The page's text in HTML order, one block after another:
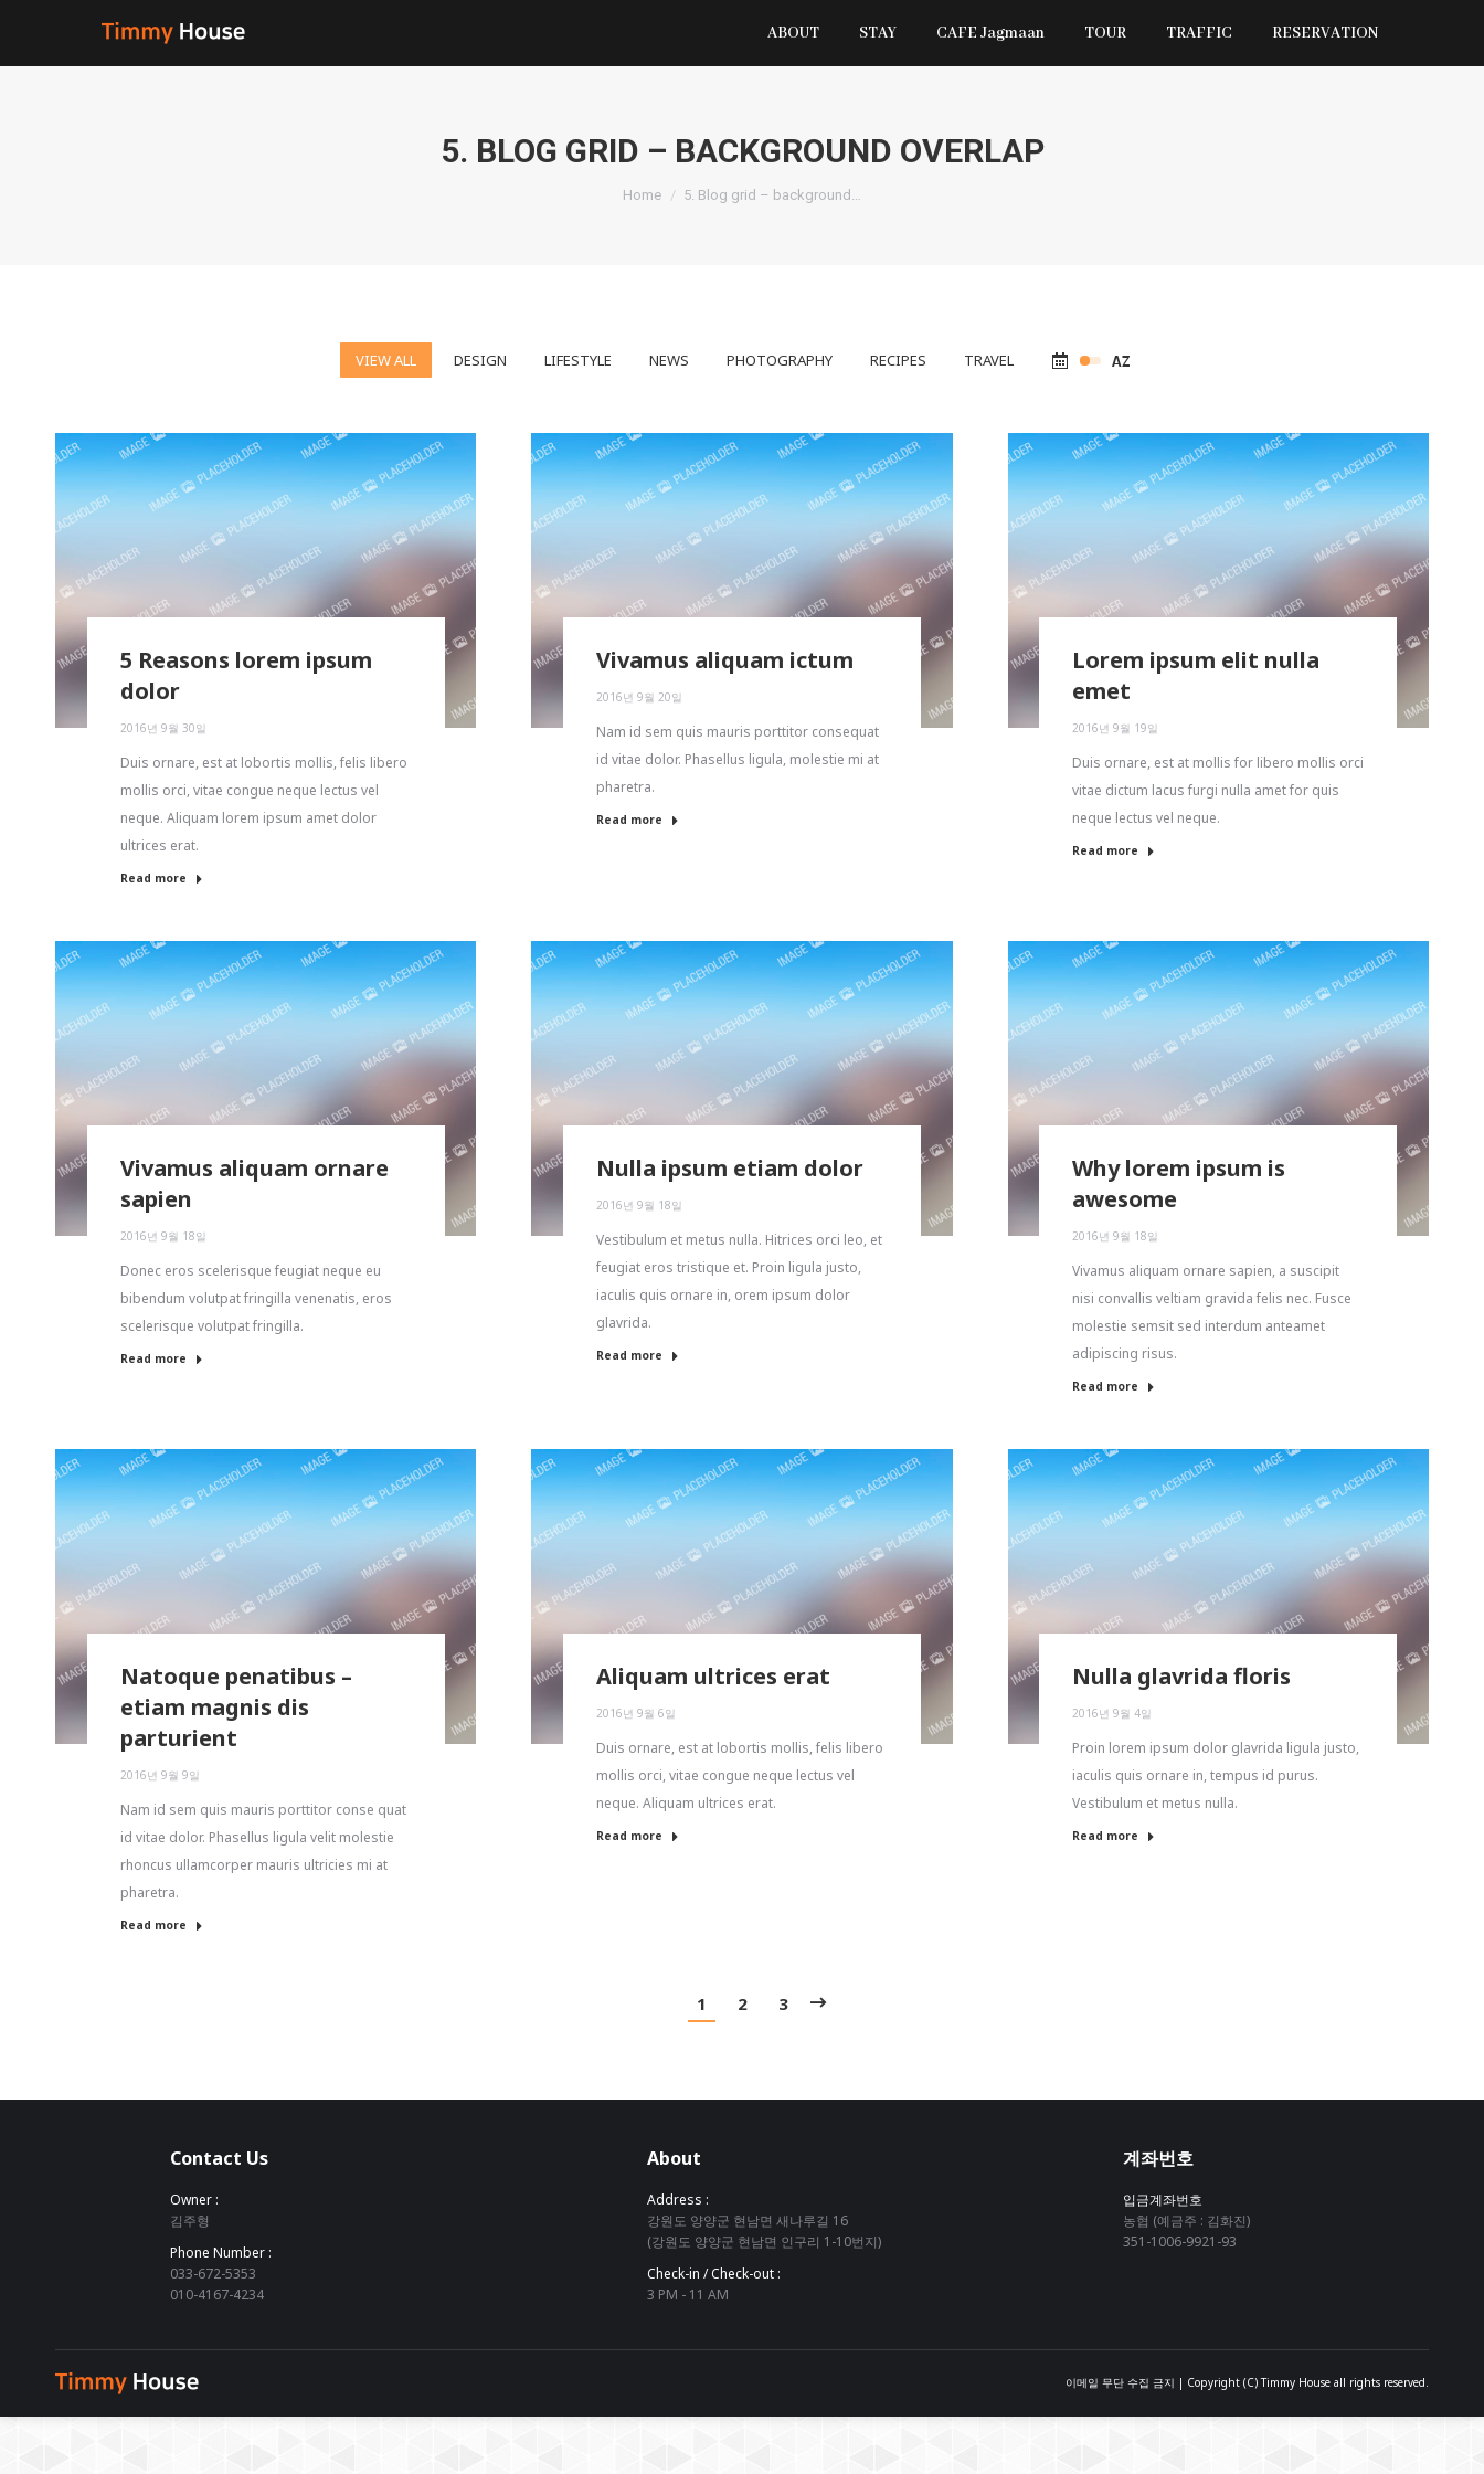
ABOUT STAY CAFE Jagmaan TOUR TRAFFIC RESERVATION
5. BLOG GRID – BACKGROUND OVERLAP
You are here:
Home 5. Blog grid – background…
VIEW ALL DESIGN LIFESTYLE NEWS PHOTOGRAPHY RECIPES TRAVEL
5 Reasons lorem ipsum
dolor
2016년 9월 30일
Duis ornare, est at lobortis mollis, felis libero
mollis orci, vitae congue neque lectus vel
neque. Aliquam lorem ipsum amet dolor
ultrices erat.
Read more
Vivamus aliquam ictum
2016년 9월 20일
Nam id sem quis mauris porttitor consequat
id vitae dolor. Phasellus ligula, molestie mi at
pharetra.
Read more
Lorem ipsum elit nulla
emet
2016년 9월 19일
Duis ornare, est at mollis for libero mollis orci
vitae dictum lacus furgi nulla amet for quis
neque lectus vel neque.
Read more
Vivamus aliquam ornare
sapien
2016년 9월 18일
Donec eros scelerisque feugiat neque eu
bibendum volutpat fringilla venenatis, eros
scelerisque volutpat fringilla.
Read more
Nulla ipsum etiam dolor
2016년 9월 18일
Vestibulum et metus nulla. Hitrices orci leo, et
feugiat eros tristique et. Proin ligula justo,
iaculis quis ornare in, orem ipsum dolor
glavrida.
Read more
Why lorem ipsum is
awesome
2016년 9월 18일
Vivamus aliquam ornare sapien, a suscipit
nisi convallis veltiam gravida felis nec. Fusce
molestie semsit sed interdum anteamet
adipiscing risus.
Read more
Natoque penatibus –
etiam magnis dis
parturient
2016년 9월 9일
Nam id sem quis mauris porttitor conse quat
id vitae dolor. Phasellus ligula velit molestie
rhoncus ullamcorper mauris ultricies mi at
pharetra.
Read more
Aliquam ultrices erat
2016년 9월 6일
Duis ornare, est at lobortis mollis, felis libero
mollis orci, vitae congue neque lectus vel
neque. Aliquam ultrices erat.
Read more
Nulla glavrida floris
2016년 9월 4일
Proin lorem ipsum dolor glavrida ligula justo,
iaculis quis ornare in, tempus id purus.
Vestibulum et metus nulla.
Read more
1 2 3
Contact Us
Owner :
김주형
Phone Number :
033-672-5353
010-4167-4234
About
Address :
강원도 양양군 현남면 새나루길 16
(강원도 양양군 현남면 인구리 1-10번지)
Check-in / Check-out :
3 PM - 11 AM
계좌번호
입금계좌번호
농협 (예금주 : 김화진)
351-1006-9921-93
이메일 무단 수집 금지 | Copyright (C) Timmy House all rights reserved.